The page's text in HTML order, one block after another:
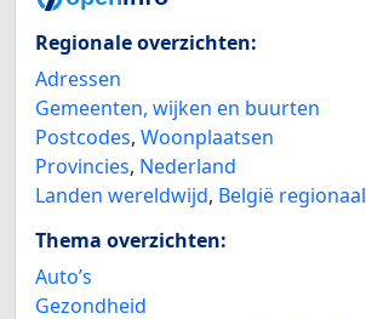
Regionale overzichten:
Adressen
Gemeenten, wijken en buurten
Postcodes, Woonplaatsen
Provincies, Nederland
Landen wereldwijd, België regionaal
Thema overzichten:
Auto’s
Gezondheid